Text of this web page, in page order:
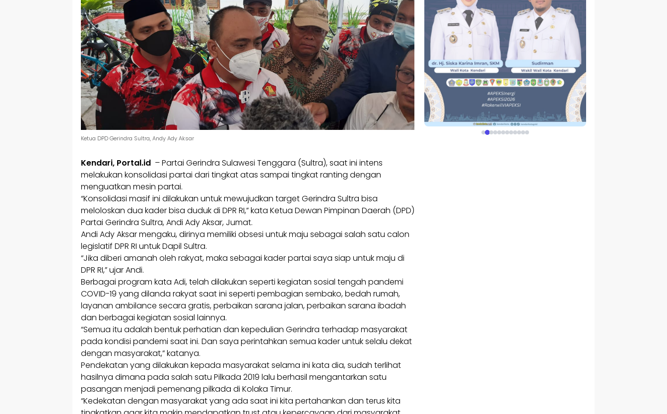
Ketua DPD Gerindra Sultra, Andy Ady Aksar
Kendari, Portal.id – Partai Gerindra Sulawesi Tenggara (Sultra), saat ini intens
melakukan konsolidasi partai dari tingkat atas sampai tingkat ranting dengan
menguatkan mesin partai.
“Konsolidasi masif ini dilakukan untuk mewujudkan target Gerindra Sultra bisa
meloloskan dua kader bisa duduk di DPR RI,” kata Ketua Dewan Pimpinan Daerah (DPD)
Partai Gerindra Sultra, Andi Ady Aksar, Jumat.
Andi Ady Aksar mengaku, dirinya memiliki obsesi untuk maju sebagai salah satu calon
legislatif DPR RI untuk Dapil Sultra.
“Jika diberi amanah oleh rakyat, maka sebagai kader partai saya siap untuk maju di
DPR RI,” ujar Andi.
Berbagai program kata Adi, telah dilakukan seperti kegiatan sosial tengah pandemi
COVID-19 yang dilanda rakyat saat ini seperti pembagian sembako, bedah rumah,
layanan ambilance secara gratis, perbaikan sarana jalan, perbaikan sarana ibadah
dan berbagai kegiatan sosial lainnya.
“Semua itu adalah bentuk perhatian dan kepedulian Gerindra terhadap masyarakat
pada kondisi pandemi saat ini. Dan saya perintahkan semua kader untuk selalu dekat
dengan masyarakat,” katanya.
Pendekatan yang dilakukan kepada masyarakat selama ini kata dia, sudah terlihat
hasilnya dimana pada salah satu Pilkada 2019 lalu berhasil mengantarkan satu
pasangan menjadi pemenang pilkada di Kolaka Timur.
“Kedekatan dengan masyarakat yang ada saat ini kita pertahankan dan terus kita